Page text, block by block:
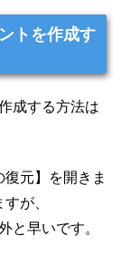
トを作成す
成する方法は
元】を開きま
が、
と早いです。